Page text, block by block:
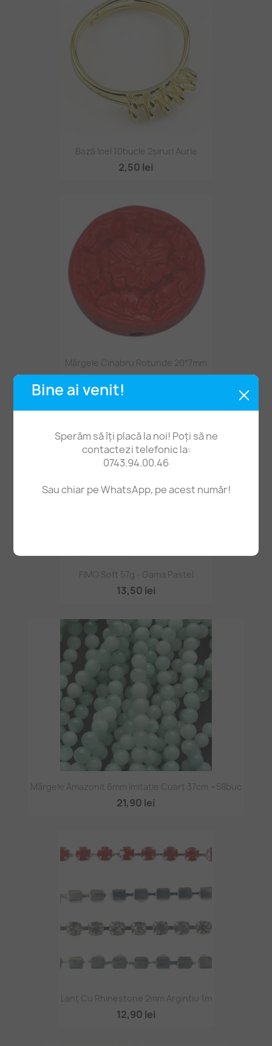
Bine ai venit!
Sperăm să îți placă la noi! Poți să ne
contactezi telefonic la:
0743.94.00.46
Sau chiar pe WhatsApp, pe acest număr!
Bază Inel 10bucle 2șiruri Aurie
2,50 lei
Mărgele Cinabru Rotunde 20*7mm
3,30 lei
FIMO Soft 57g - Gama Pastel
13,50 lei
Mărgele Amazonit 6mm Imitație Cuarț 37cm ~58buc
21,90 lei
Lanț Cu Rhinestone 2mm Argintiu 1m
12,90 lei